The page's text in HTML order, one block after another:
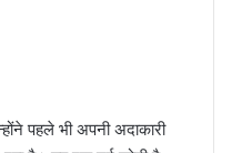
पहले भी अपनी अदाकारी